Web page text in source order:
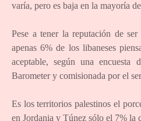
varía, pero es baja en la mayoría
Pese a tener la reputación de
apenas 6% de los libaneses
aceptable, según una encuesta
Barometer y comisionada por el
Es los territorios palestinos el
en Jordania y Túnez sólo el 7% la